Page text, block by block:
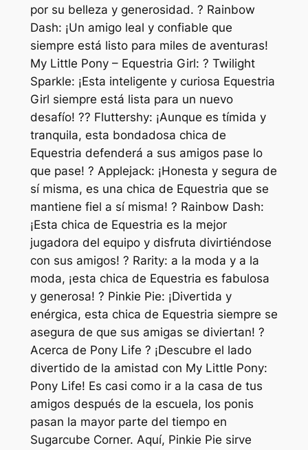
por su belleza y generosidad. ? Rainbow
Dash: ¡Un amigo leal y confiable que
siempre está listo para miles de aventuras!
My Little Pony – Equestria Girl: ? Twilight
Sparkle: ¡Esta inteligente y curiosa Equestria
Girl siempre está lista para un nuevo
desafío! ?? Fluttershy: ¡Aunque es tímida y
tranquila, esta bondadosa chica de
Equestria defenderá a sus amigos pase lo
que pase! ? Applejack: ¡Honesta y segura de
sí misma, es una chica de Equestria que se
mantiene fiel a sí misma! ? Rainbow Dash:
¡Esta chica de Equestria es la mejor
jugadora del equipo y disfruta divirtiéndose
con sus amigos! ? Rarity: a la moda y a la
moda, ¡esta chica de Equestria es fabulosa
y generosa! ? Pinkie Pie: ¡Divertida y
enérgica, esta chica de Equestria siempre se
asegura de que sus amigas se diviertan! ?
Acerca de Pony Life ? ¡Descubre el lado
divertido de la amistad con My Little Pony:
Pony Life! Es casi como ir a la casa de tus
amigos después de la escuela, los ponis
pasan la mayor parte del tiempo en
Sugarcube Corner. Aquí, Pinkie Pie sirve